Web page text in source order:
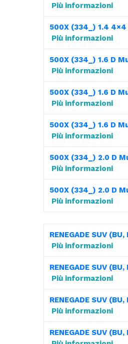
Più informazioni
500X (334_) 1.4
Più informazioni
500X (334_) 1.6 D
Più informazioni
500X (334_) 1.6 D
Più informazioni
500X (334_) 1.6 D
Più informazioni
500X (334_) 2.0 D
Più informazioni
500X (334_) 2.0 D
Più informazioni
RENEGADE SUV (BU,
Più informazioni
RENEGADE SUV (BU,
Più informazioni
RENEGADE SUV
Più informazioni
RENEGADE SUV (BU,